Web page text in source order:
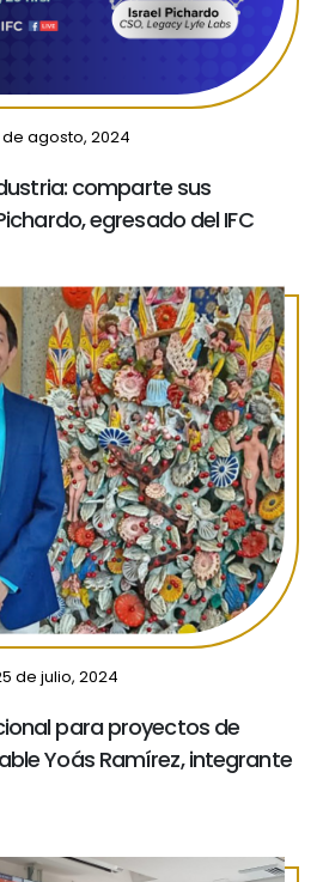
agosto, 2024
comparte sus
egresado del IFC
de julio, 2024
para proyectos de
Yoás Ramírez, integrante